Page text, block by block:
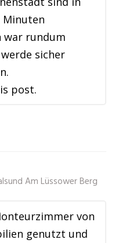
Minuten
war rundum
sicher
post.
Am Lüssower Berg
von
genutzt und